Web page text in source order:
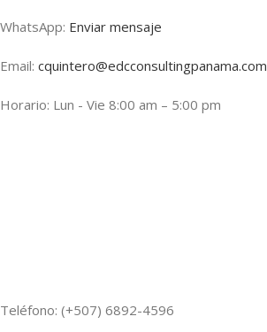
WhatsApp: Enviar mensaje
Email: cquintero@edcconsultingpanama.com
Horario: Lun - Vie 8:00 am – 5:00 pm
Teléfono: (+507) 6892-4596